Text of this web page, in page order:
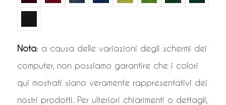
Nota: a causa delle variazioni degli schermi dei
computer, non possiamo garantire che i colori
qui mostrati siano veramente rappresentativi dei
nostri prodotti. Per ulteriori chiarimenti o dettagli,